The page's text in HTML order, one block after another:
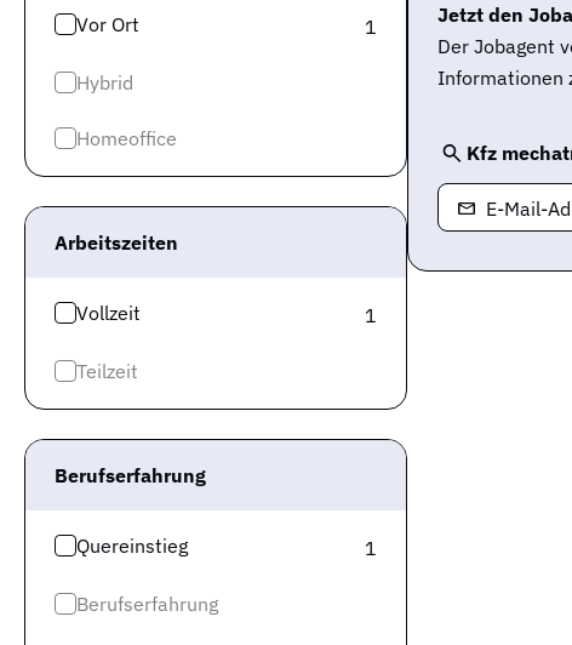
Vor Ort 1
Hybrid
Homeoffice
Arbeitszeiten
Vollzeit 1
Teilzeit
Berufserfahrung
Quereinstieg 1
Berufserfahrung
Jetzt den
Der Jobagent
Informationen
Kfz
E-Mail-